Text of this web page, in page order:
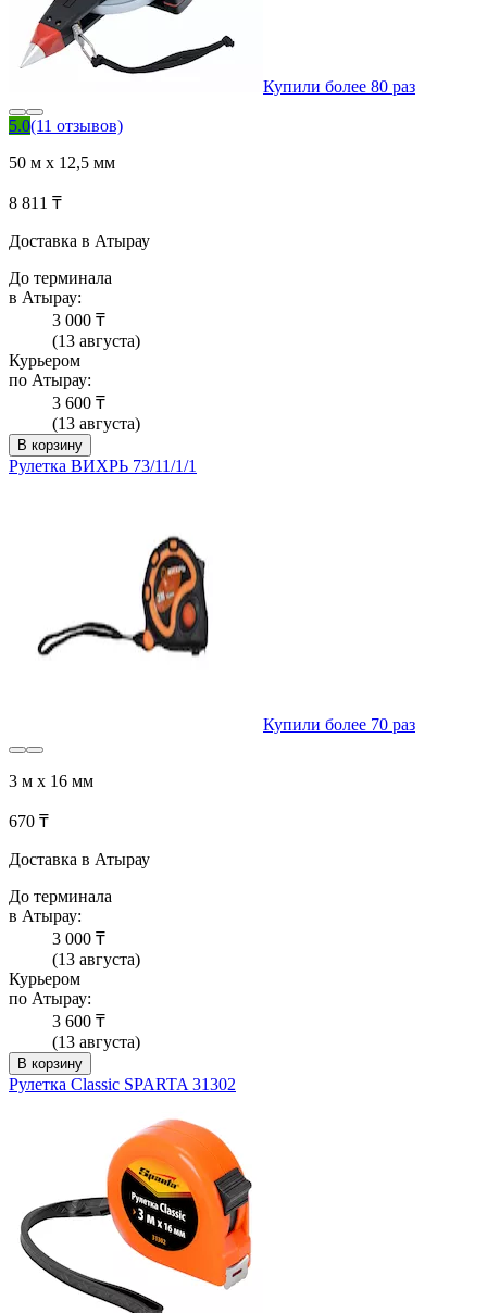
Купили более 80 раз
5.0(11 отзывов)
50 м х 12,5 мм
8 811 ₸
Доставка в Атырау
До терминала
в Атырау:
3 000 ₸
(13 августа)
Курьером
по Атырау:
3 600 ₸
(13 августа)
В корзину
Рулетка ВИХРЬ 73/11/1/1
Купили более 70 раз
3 м х 16 мм
670 ₸
Доставка в Атырау
До терминала
в Атырау:
3 000 ₸
(13 августа)
Курьером
по Атырау:
3 600 ₸
(13 августа)
В корзину
Рулетка Classic SPARTA 31302